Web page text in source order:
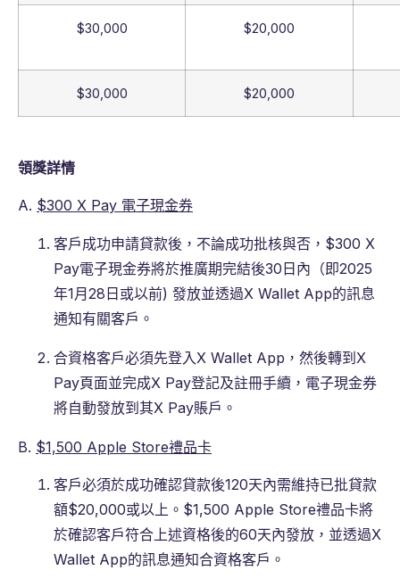
$30,000 $20,000
$30,000 $20,000
領獎詳情
A. $300 X Pay 電子現金券
客戶成功申請貸款後，不論成功批核與否，$300 X
Pay電子現金券將於推廣期完結後30日內（即2025
年1月28日或以前) 發放並透過X Wallet App的訊息
通知有關客戶。
合資格客戶必須先登入X Wallet App，然後轉到X
Pay頁面並完成X Pay登記及註冊手續，電子現金券
將自動發放到其X Pay賬戶。
B. $1,500 Apple Store禮品卡
客戶必須於成功確認貸款後120天內需維持已批貸款
額$20,000或以上。$1,500 Apple Store禮品卡將
於確認客戶符合上述資格後的60天內發放，並透過X
Wallet App的訊息通知合資格客戶。